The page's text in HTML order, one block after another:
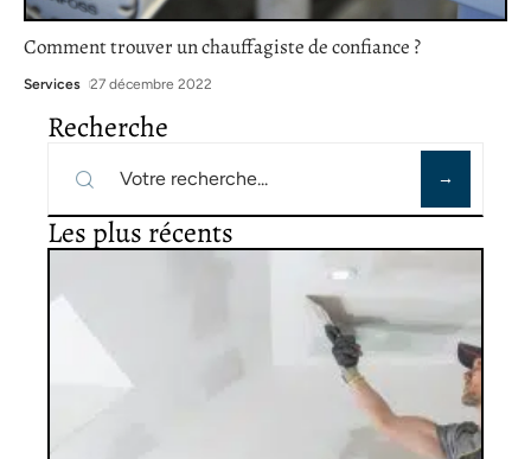
Comment trouver un chauffagiste de confiance ?
Services 27 décembre 2022
Recherche
Les plus récents